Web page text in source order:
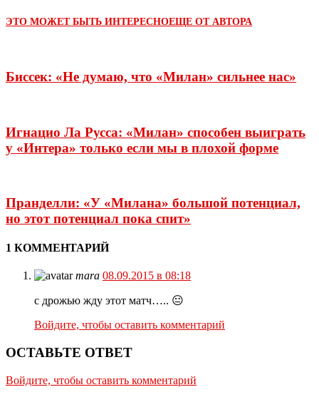
ЭТО МОЖЕТ БЫТЬ ИНТЕРЕСНОЕЩЕ ОТ АВТОРА
Биссек: «Не думаю, что «Милан» сильнее нас»
Игнацио Ла Русса: «Милан» способен выиграть
у «Интера» только если мы в плохой форме
Пранделли: «У «Милана» большой потенциал,
но этот потенциал пока спит»
1 КОММЕНТАРИЙ
mara 08.09.2015 в 08:18
с дрожью жду этот матч….. 😐
Войдите, чтобы оставить комментарий
ОСТАВЬТЕ ОТВЕТ
Войдите, чтобы оставить комментарий